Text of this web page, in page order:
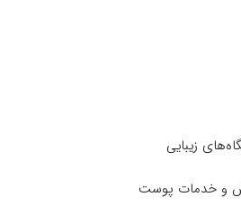
زیبایی
و خدمات پوست